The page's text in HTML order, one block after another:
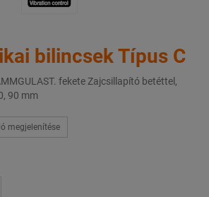
bilincsek Típus C
fekete Zajcsillapító betéttel,
90 mm
megjelenítése